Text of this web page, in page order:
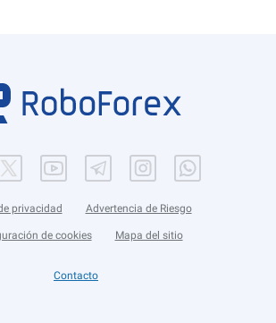
privacidad Advertencia de Riesgo
de cookies Mapa del sitio
Contacto